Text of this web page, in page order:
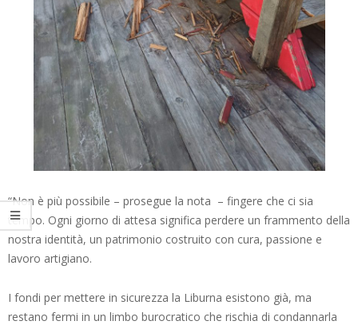
“Non è più possibile – prosegue la nota – fingere che ci sia
tempo. Ogni giorno di attesa significa perdere un frammento della
nostra identità, un patrimonio costruito con cura, passione e
lavoro artigiano.
I fondi per mettere in sicurezza la Liburna esistono già, ma
restano fermi in un limbo burocratico che rischia di condannarla